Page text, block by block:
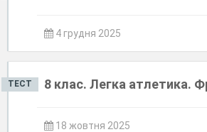
4 грудня 2025
ТЕСТ 8 клас. Легка атлетика.
18 жовтня 2025